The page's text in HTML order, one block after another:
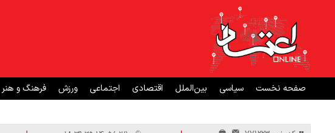
صفحه نخست سیاسی بین‌الملل اقتصادی اجتماعی ورزش فرهنگ و هنر